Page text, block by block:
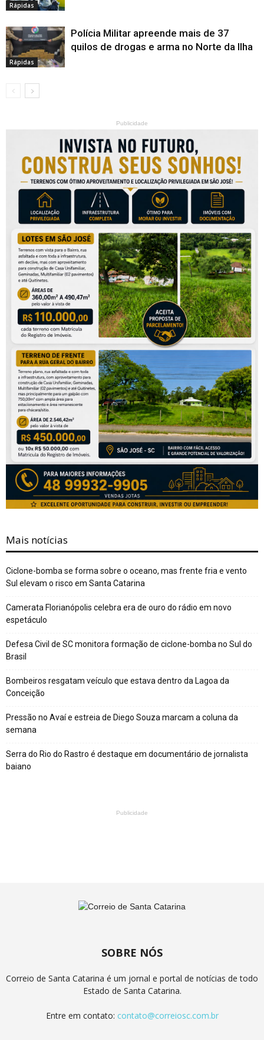
Rápidas
Rápidas
Polícia Militar apreende mais de 37
quilos de drogas e arma no Norte da Ilha
Publicidade
Mais notícias
Ciclone-bomba se forma sobre o oceano, mas frente fria e vento
Sul elevam o risco em Santa Catarina
Camerata Florianópolis celebra era de ouro do rádio em novo
espetáculo
Defesa Civil de SC monitora formação de ciclone-bomba no Sul do
Brasil
Bombeiros resgatam veículo que estava dentro da Lagoa da
Conceição
Pressão no Avaí e estreia de Diego Souza marcam a coluna da
semana
Serra do Rio do Rastro é destaque em documentário de jornalista
baiano
Publicidade
SOBRE NÓS
Correio de Santa Catarina é um jornal e portal de notícias de todo
Estado de Santa Catarina.
Entre em contato: contato@correiosc.com.br